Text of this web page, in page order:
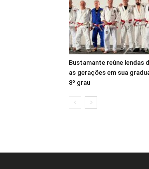
Bustamante reúne lendas
as gerações em sua
8º grau